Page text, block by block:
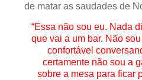
de matar as saudades de
“Essa não sou eu. Nada
que vai a um bar. Não
confortável
certamente não sou a
sobre a mesa para ficar